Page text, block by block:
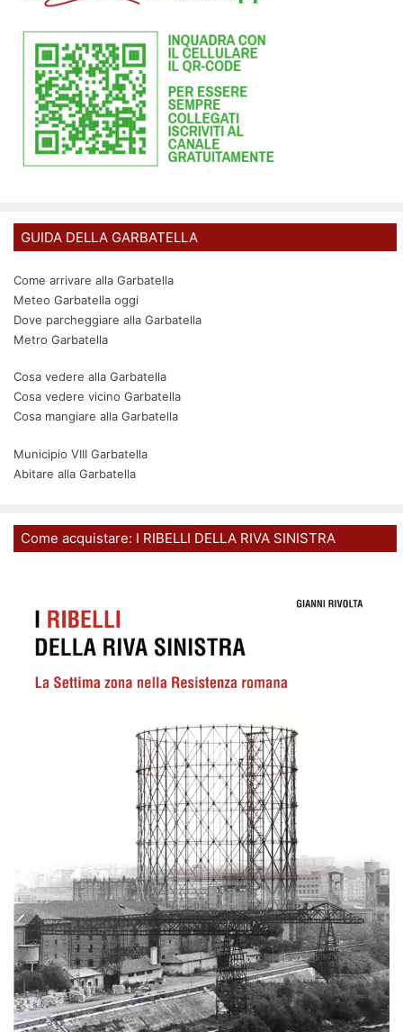
GUIDA DELLA GARBATELLA
Come arrivare alla Garbatella
Meteo Garbatella oggi
Dove parcheggiare alla Garbatella
Metro Garbatella
Cosa vedere alla Garbatella
Cosa vedere vicino Garbatella
Cosa mangiare alla Garbatella
Municipio VIII Garbatella
Abitare alla Garbatella
Come acquistare: I RIBELLI DELLA RIVA SINISTRA